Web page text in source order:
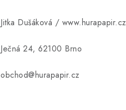
Jitka Dušáková / www.hurapapir.cz
Ječná 24, 62100 Brno
obchod@hurapapir.cz